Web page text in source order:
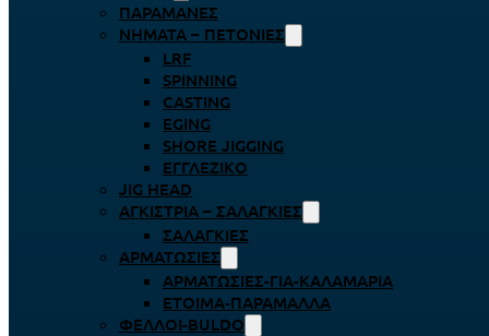
ΠΑΡΑΜΆΝΕΣ
ΝΉΜΑΤΑ – ΠΕΤΟΝΙΈΣ
LRF
SPINNING
CASTING
EGING
SHORE JIGGING
ΕΓΓΛΈΖΙΚΟ
JIG HEAD
ΑΓΚΊΣΤΡΙΑ – ΣΑΛΑΓΚΙΈΣ
ΣΑΛΑΓΚΙΈΣ
ΑΡΜΑΤΩΣΙΈΣ
ΑΡΜΑΤΩΣΙΈΣ-ΓΙΑ-ΚΑΛΑΜΆΡΙΑ
ΈΤΟΙΜΑ-ΠΑΡΆΜΑΛΛΑ
ΦΕΛΛΟΊ-BULDO